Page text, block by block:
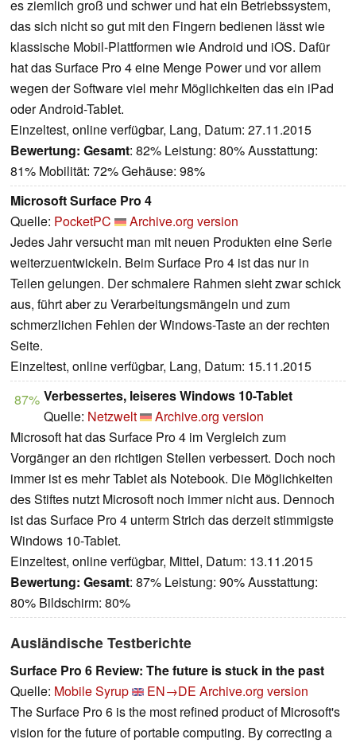
es ziemlich groß und schwer und hat ein Betriebssystem,
das sich nicht so gut mit den Fingern bedienen lässt wie
klassische Mobil-Plattformen wie Android und iOS. Dafür
hat das Surface Pro 4 eine Menge Power und vor allem
wegen der Software viel mehr Möglichkeiten das ein iPad
oder Android-Tablet.
Einzeltest, online verfügbar, Lang, Datum: 27.11.2015
Bewertung: Gesamt: 82% Leistung: 80% Ausstattung:
81% Mobilität: 72% Gehäuse: 98%
Microsoft Surface Pro 4
Quelle: PocketPC
Archive.org version
Jedes Jahr versucht man mit neuen Produkten eine Serie
weiterzuentwickeln. Beim Surface Pro 4 ist das nur in
Teilen gelungen. Der schmalere Rahmen sieht zwar schick
aus, führt aber zu Verarbeitungsmängeln und zum
schmerzlichen Fehlen der Windows-Taste an der rechten
Seite.
Einzeltest, online verfügbar, Lang, Datum: 15.11.2015
87% Verbessertes, leiseres Windows 10-Tablet
Quelle: Netzwelt
Archive.org version
Microsoft hat das Surface Pro 4 im Vergleich zum
Vorgänger an den richtigen Stellen verbessert. Doch noch
immer ist es mehr Tablet als Notebook. Die Möglichkeiten
des Stiftes nutzt Microsoft noch immer nicht aus. Dennoch
ist das Surface Pro 4 unterm Strich das derzeit stimmigste
Windows 10-Tablet.
Einzeltest, online verfügbar, Mittel, Datum: 13.11.2015
Bewertung: Gesamt: 87% Leistung: 90% Ausstattung:
80% Bildschirm: 80%
Ausländische Testberichte
Surface Pro 6 Review: The future is stuck in the past
Quelle: Mobile Syrup EN→DE Archive.org version
The Surface Pro 6 is the most refined product of Microsoft's
vision for the future of portable computing. By correcting a